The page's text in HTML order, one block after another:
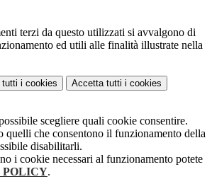
terzi da questo utilizzati si avvalgono di
ed utili alle finalità illustrate nella
tutti i cookies Accetta tutti i cookies
scegliere quali cookie consentire.
quelli che consentono il funzionamento della
disabilitarli.
i cookie necessari al funzionamento potete
POLICY.